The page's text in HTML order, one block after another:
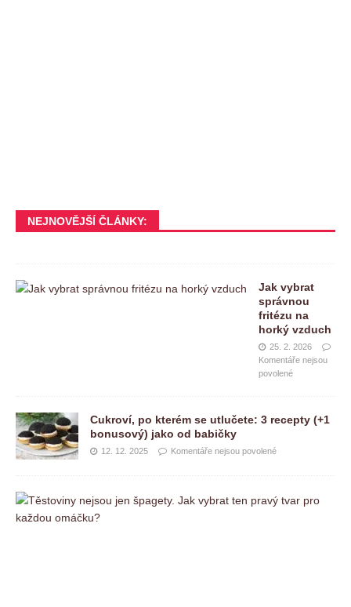
NEJNOVĚJŠÍ ČLÁNKY:
Jak vybrat
správnou
fritézu na
horký vzduch
25. 2. 2026
Komentáře nejsou
povolené
Cukroví, po kterém se utlučete: 3 recepty (+1
bonusový) jako od babičky
12. 12. 2025 Komentáře nejsou povolené